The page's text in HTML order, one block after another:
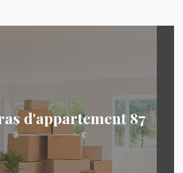
d'appartement 87